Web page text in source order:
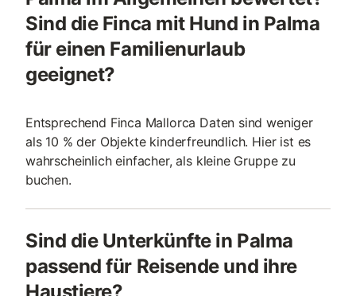
Sind die Finca mit Hund in Palma
für einen Familienurlaub
geeignet?
Entsprechend Finca Mallorca Daten sind weniger
als 10 % der Objekte kinderfreundlich. Hier ist es
wahrscheinlich einfacher, als kleine Gruppe zu
buchen.
Sind die Unterkünfte in Palma
passend für Reisende und ihre